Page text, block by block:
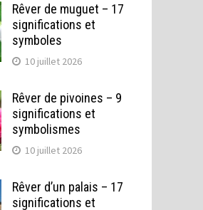
Rêver de muguet – 17
significations et
symboles
10 juillet 2026
Rêver de pivoines – 9
significations et
symbolismes
10 juillet 2026
Rêver d’un palais – 17
significations et